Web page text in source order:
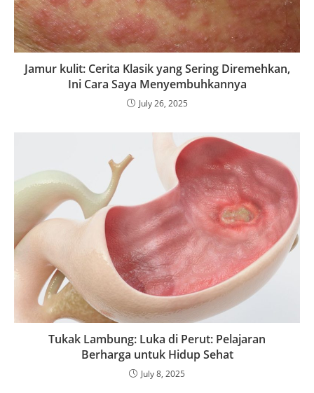
Jamur kulit: Cerita Klasik yang Sering Diremehkan,
Ini Cara Saya Menyembuhkannya
July 26, 2025
Tukak Lambung: Luka di Perut: Pelajaran
Berharga untuk Hidup Sehat
July 8, 2025